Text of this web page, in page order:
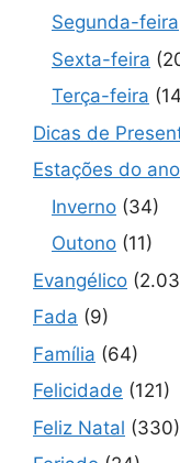
Segunda-feira
Sexta-feira
Terça-feira
Dicas de
Estações do ano
Inverno (34)
Outono (11)
Evangélico
Fada (9)
Família (64)
Felicidade (121)
Feliz Natal (330)